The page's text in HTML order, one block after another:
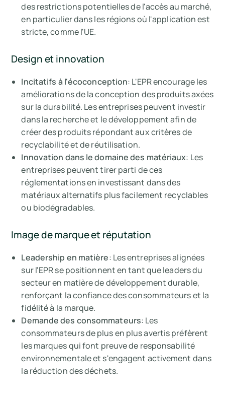
des restrictions potentielles de l'accès au marché,
en particulier dans les régions où l'application est
stricte, comme l'UE.
Design et innovation
Incitatifs à l'écoconception: L'EPR encourage les
améliorations de la conception des produits axées
sur la durabilité. Les entreprises peuvent investir
dans la recherche et le développement afin de
créer des produits répondant aux critères de
recyclabilité et de réutilisation.
Innovation dans le domaine des matériaux: Les
entreprises peuvent tirer parti de ces
réglementations en investissant dans des
matériaux alternatifs plus facilement recyclables
ou biodégradables.
Image de marque et réputation
Leadership en matière: Les entreprises alignées
sur l'EPR se positionnent en tant que leaders du
secteur en matière de développement durable,
renforçant la confiance des consommateurs et la
fidélité à la marque.
Demande des consommateurs: Les
consommateurs de plus en plus avertis préfèrent
les marques qui font preuve de responsabilité
environnementale et s'engagent activement dans
la réduction des déchets.